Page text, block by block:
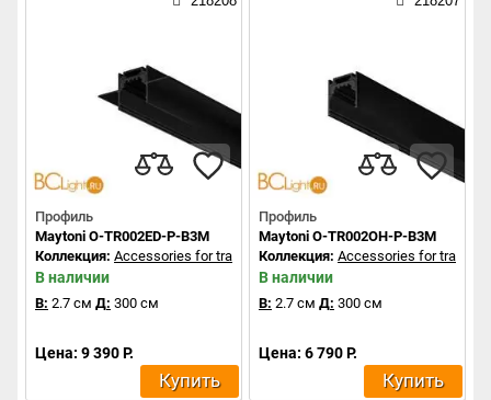
Профиль
Maytoni O-TR002ED-P-B3M
Коллекция: Accessories for tracks Exility
В наличии
В: 2.7 см Д: 300 см
Цена: 9 390 Р.
Купить
Профиль
Maytoni O-TR002OH-P-B3M
Коллекция: Accessories for tracks
В наличии
В: 2.7 см Д: 300 см
Цена: 6 790 Р.
Купить